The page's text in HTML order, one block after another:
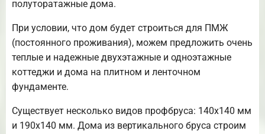
полуторатажные дома.
При условии, что дом будет строиться для ПМЖ
(постоянного проживания), можем предложить очень
теплые и надежные двухэтажные и одноэтажные
коттеджи и дома на плитном и ленточном
фундаменте.
Существует несколько видов профбруса: 140х140 мм
и 190х140 мм. Дома из вертикального бруса строим